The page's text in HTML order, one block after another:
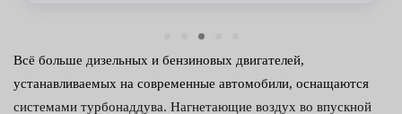
Всё больше дизельных и бензиновых двигателей,
устанавливаемых на современные автомобили, оснащаются
системами турбонаддува. Нагнетающие воздух во впускной